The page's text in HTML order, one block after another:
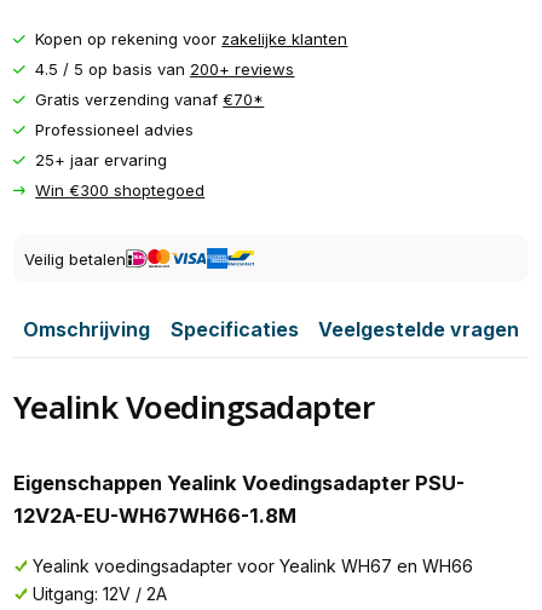
Kopen op rekening voor zakelijke klanten
4.5 / 5 op basis van 200+ reviews
Gratis verzending vanaf€70*
Professioneel advies
25+ jaar ervaring
Win €300 shoptegoed
Veilig betalen
Omschrijving Specificaties Veelgestelde vragen
Yealink Voedingsadapter
Eigenschappen Yealink Voedingsadapter PSU-
12V2A-EU-WH67WH66-1.8M
Yealink voedingsadapter voor Yealink WH67 en WH66
Uitgang: 12V / 2A